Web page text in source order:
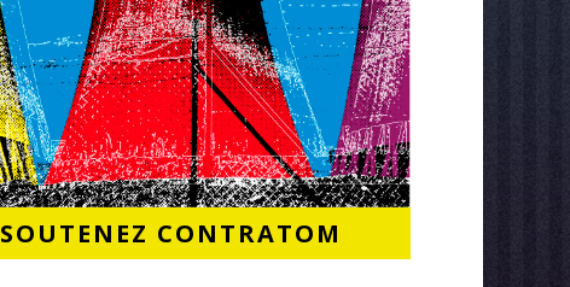
SOUTENEZ CONTRATOM